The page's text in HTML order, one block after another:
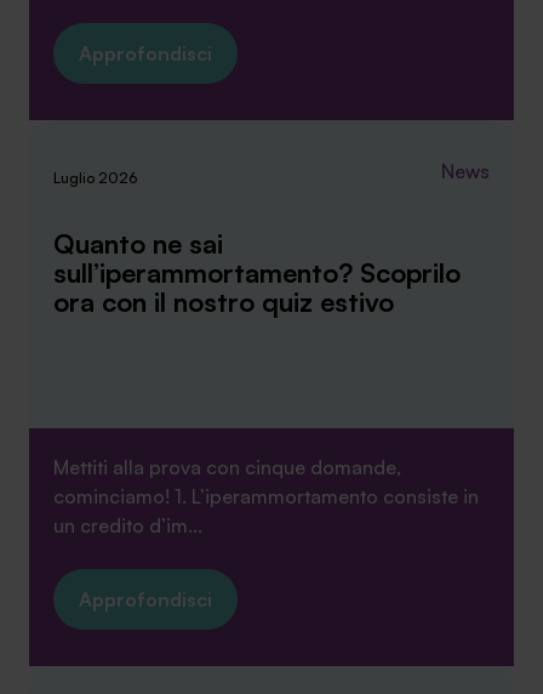
Approfondisci
Luglio 2026 News
Quanto ne sai
sull’iperammortamento? Scoprilo
ora con il nostro quiz estivo
Mettiti alla prova con cinque domande,
cominciamo! 1. L’iperammortamento consiste in
un credito d’im...
Approfondisci